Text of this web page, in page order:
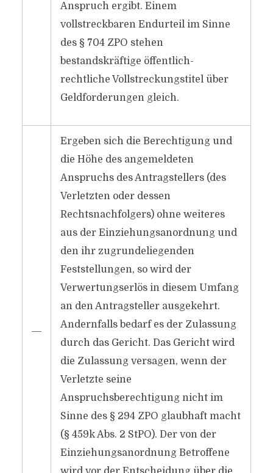
Anspruch ergibt. Einem
vollstreckbaren Endurteil im Sinne
des § 704 ZPO stehen
bestandskräftige öffentlich-
rechtliche Vollstreckungstitel über
Geldforderungen gleich.
―
Ergeben sich die Berechtigung und
die Höhe des angemeldeten
Anspruchs des Antragstellers (des
Verletzten oder dessen
Rechtsnachfolgers) ohne weiteres
aus der Einziehungsanordnung und
den ihr zugrundeliegenden
Feststellungen, so wird der
Verwertungserlös in diesem Umfang
an den Antragsteller ausgekehrt.
Andernfalls bedarf es der Zulassung
durch das Gericht. Das Gericht wird
die Zulassung versagen, wenn der
Verletzte seine
Anspruchsberechtigung nicht im
Sinne des § 294 ZPO glaubhaft macht
(§ 459k Abs. 2 StPO). Der von der
Einziehungsanordnung Betroffene